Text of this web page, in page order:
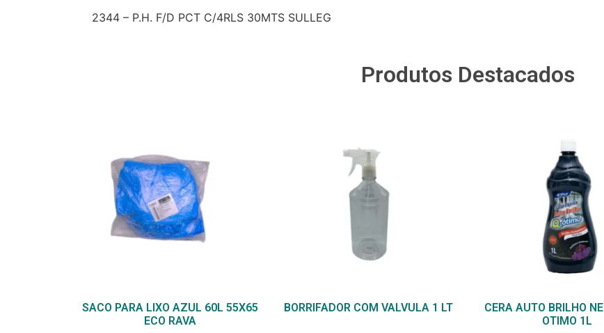
2344 – P.H. F/D PCT C/4RLS 30MTS SULLEG
Produtos Destacados
SACO PARA LIXO AZUL 60L 55X65
ECO RAVA
BORRIFADOR COM VALVULA 1 LT
CERA AUTO BRILHO
OTIMO 1L